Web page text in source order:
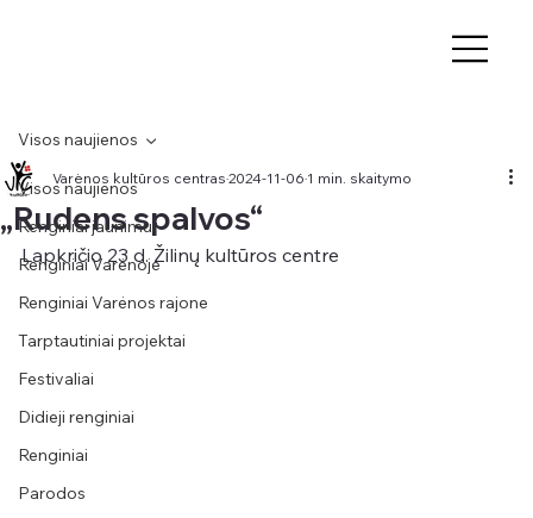
Visos naujienos
Renginiai jaunimui
Renginiai Varėnoje
Renginiai Varėnos rajone
Tarptautiniai projektai
Festivaliai
Didieji renginiai
Renginiai
Parodos
Visos naujienos
„Rudens spalvos“
Varėnos kultūros centras 2024-11-06 1 min. skaitymo
Lapkričio 23 d. Žilinų kultūros centre